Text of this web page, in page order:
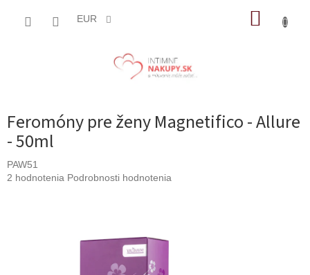
EUR
Feromóny pre ženy Magnetifico - Allure
- 50ml
PAW51
Priemerné
2 hodnotenia Podrobnosti hodnotenia